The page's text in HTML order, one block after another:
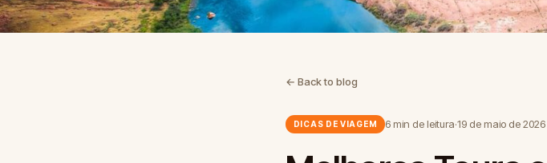
← Back to blog
DICAS DE VIAGEM 6 min de leitura·19 de maio de 2026